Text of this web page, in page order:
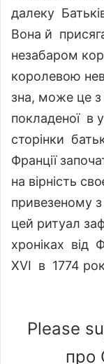
далеку
Вона й
незабаром
королевою
зна, може це з
покладеної в
сторінки
Франції
на вірність
привезеному з
цей ритуал
хроніках від
XVI в 1774
Please
про